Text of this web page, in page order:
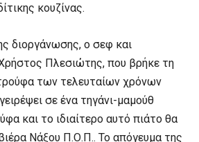
κουζίνας.
διοργάνωσης, ο σεφ και
Πλεσιώτης, που βρήκε τη
των τελευταίων χρόνων
σε ένα τηγάνι-μαμούθ
και το ιδιαίτερο αυτό πιάτο θα
Νάξου Π.Ο.Π.. Το απόγευμα της